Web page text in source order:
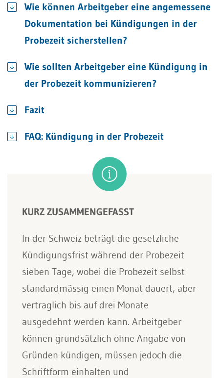
Wie können Arbeitgeber eine angemessene
Dokumentation bei Kündigungen in der
Probezeit sicherstellen?
Wie sollten Arbeitgeber eine Kündigung in
der Probezeit kommunizieren?
Fazit
FAQ: Kündigung in der Probezeit
KURZ ZUSAMMENGEFASST
In der Schweiz beträgt die gesetzliche
Kündigungsfrist während der Probezeit
sieben Tage, wobei die Probezeit selbst
standardmässig einen Monat dauert, aber
vertraglich bis auf drei Monate
ausgedehnt werden kann. Arbeitgeber
können grundsätzlich ohne Angabe von
Gründen kündigen, müssen jedoch die
Schriftform einhalten und